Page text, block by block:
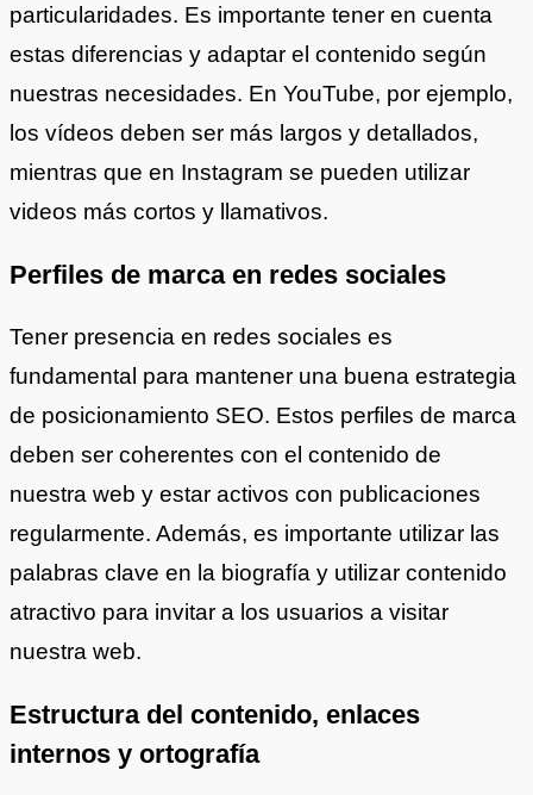
particularidades. Es importante tener en cuenta
estas diferencias y adaptar el contenido según
nuestras necesidades. En YouTube, por ejemplo,
los vídeos deben ser más largos y detallados,
mientras que en Instagram se pueden utilizar
videos más cortos y llamativos.
Perfiles de marca en redes sociales
Tener presencia en redes sociales es
fundamental para mantener una buena estrategia
de posicionamiento SEO. Estos perfiles de marca
deben ser coherentes con el contenido de
nuestra web y estar activos con publicaciones
regularmente. Además, es importante utilizar las
palabras clave en la biografía y utilizar contenido
atractivo para invitar a los usuarios a visitar
nuestra web.
Estructura del contenido, enlaces
internos y ortografía